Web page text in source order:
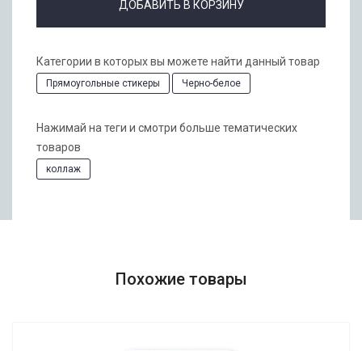
ДОБАВИТЬ В КОРЗИНУ
Категории в которых вы можете найти данный товар
Прямоугольные стикеры Черно-белое
Нажимай на теги и смотри больше тематических
товаров
коллаж
Похожие товары